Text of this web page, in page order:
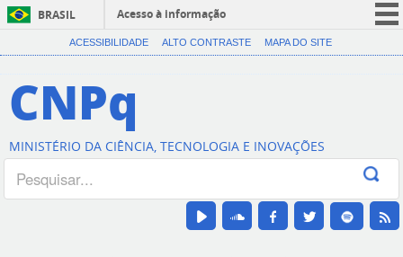
BRASIL
Acesso à informação
CORONAVÍRUS (COVID-19)
Canais
ACESSIBILIDADE ALTO CONTRASTE MAPA DO SITE
CNPq
MINISTÉRIO DA CIÊNCIA, TECNOLOGIA E INOVAÇÕES